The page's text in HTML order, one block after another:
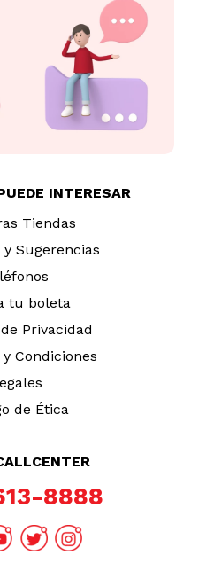
INTERESAR
Tiendas
Sugerencias
tu boleta
Privacidad
Condiciones
de Ética
8888